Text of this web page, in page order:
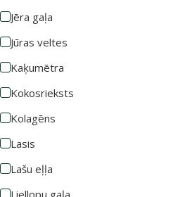
Jēra gaļa
Jūras veltes
Kaķumētra
Kokosrieksts
Kolagēns
Lasis
Lašu eļļa